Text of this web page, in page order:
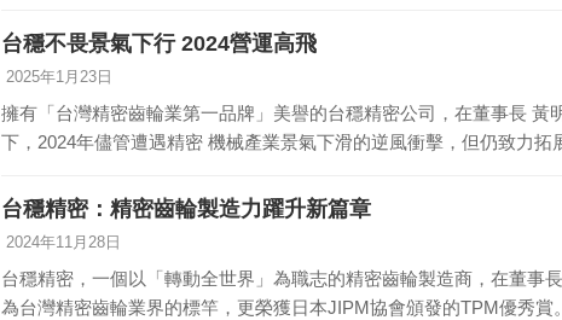
台穩不畏景氣下行 2024營運高飛
2025年1月23日
擁有「台灣精密齒輪業第一品牌」美譽的台穩精密公司，在董事長 黃
下，2024年儘管遭遇精密 機械產業景氣下滑的逆風衝擊，但仍致力
台穩精密：精密齒輪製造力躍升新篇章
2024年11月28日
台穩精密，一個以「轉動全世界」為職志的精密齒輪製造商，在董事
為台灣精密齒輪業界的標竿，更榮獲日本JIPM協會頒發的TPM優秀